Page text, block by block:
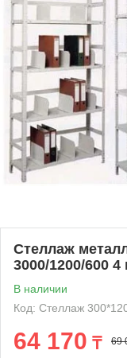
Стеллаж
3000/1200/600 4
В наличии
Код: Стеллаж
64 170 ₸ 69